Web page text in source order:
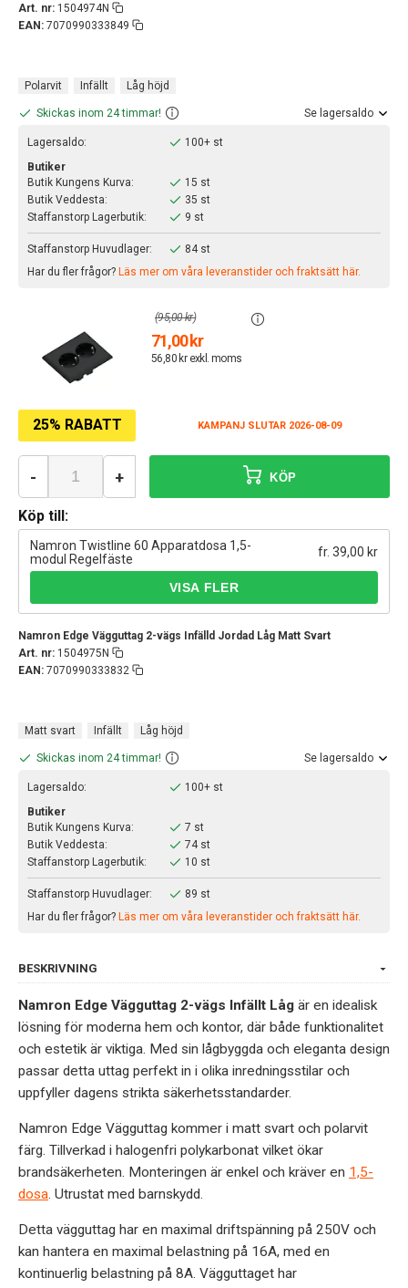
Art. nr: 1504974N
EAN: 7070990333849
Polarvit Infällt Låg höjd
Skickas inom 24 timmar! Se lagersaldo
Lagersaldo:
100+ st
Butiker
Butik Kungens Kurva:
15 st
Butik Veddesta:
35 st
Staffanstorp Lagerbutik:
9 st
Staffanstorp Huvudlager:
84 st
Har du fler frågor? Läs mer om våra leveranstider och fraktsätt här.
25% RABATT KAMPANJ SLUTAR 2026-08-09
71,00 kr
56,80 kr exkl. moms
(95,00 kr)
Namron Edge Vägguttag 2-vägs Infälld Jordad Låg Matt Svart
Art. nr: 1504975N
EAN: 7070990333832
- + KÖP
Matt svart Infällt Låg höjd
Köp till:
Namron Twistline 60 Apparatdosa 1,5-
modul Regelfäste
fr. 39,00 kr
Skickas inom 24 timmar! Se lagersaldo
Lagersaldo:
100+ st
Butiker
Butik Kungens Kurva:
7 st
Butik Veddesta:
74 st
Staffanstorp Lagerbutik:
10 st
Staffanstorp Huvudlager:
89 st
Har du fler frågor? Läs mer om våra leveranstider och fraktsätt här.
BESKRIVNING
Namron Edge Vägguttag 2-vägs Infällt Låg är en idealisk
lösning för moderna hem och kontor, där både funktionalitet
och estetik är viktiga. Med sin lågbyggda och eleganta design
passar detta uttag perfekt in i olika inredningsstilar och
uppfyller dagens strikta säkerhetsstandarder.
Namron Edge Vägguttag kommer i matt svart och polarvit
färg. Tillverkad i halogenfri polykarbonat vilket ökar
brandsäkerheten. Monteringen är enkel och kräver en 1,5-
dosa . Utrustat med barnskydd.
Detta vägguttag har en maximal driftspänning på 250V och
kan hantera en maximal belastning på 16A, med en
kontinuerlig belastning på 8A. Vägguttaget har